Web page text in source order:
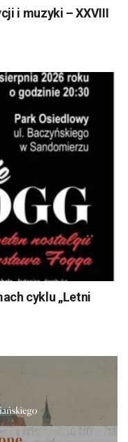
i muzyki – XXVIII
cyklu „Letni